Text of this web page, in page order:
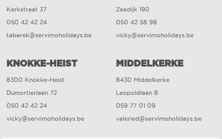
Kerkstraat 37
050 42 42 24
tabarek@servimoholidays.be
Zeedijk 190
050 42 58 98
vicky@servimoholidays.be
KNOKKE-HEIST
8300 Knokke-Heist
Dumortierlaan 72
050 42 42 24
vicky@servimoholidays.be
MIDDELKERKE
8430 Middelkerke
Leopoldlaan 8
059 77 01 09
valeried@servimoholidays.be